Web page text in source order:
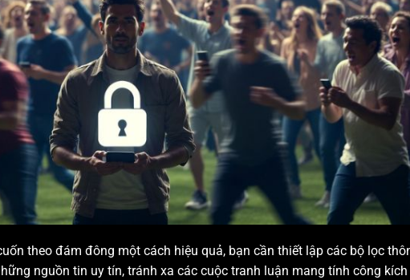
theo đám đông một cách hiệu quả, bạn cần thiết lập các bộ lọc
nguồn tin uy tín, tránh xa các cuộc tranh luận mang tính công kích